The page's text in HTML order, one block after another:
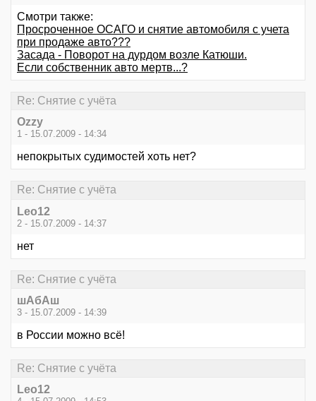
Смотри также:
Просроченное ОСАГО и снятие автомобиля с учета
при продаже авто???
Засада - Поворот на дурдом возле Катюши.
Если собственник авто мертв...?
Re: Снятие с учёта
Ozzy
1 - 15.07.2009 - 14:34
непокрытых судимостей хоть нет?
Re: Снятие с учёта
Leo12
2 - 15.07.2009 - 14:37
нет
Re: Снятие с учёта
шАбАш
3 - 15.07.2009 - 14:39
в России можно всё!
Re: Снятие с учёта
Leo12